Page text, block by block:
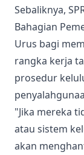
Sebaliknya,
Bahagian
Urus bagi
rangka kerja
prosedur
"Jika mereka
atau sistem
akan